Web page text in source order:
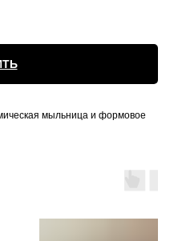
мыльница и формовое